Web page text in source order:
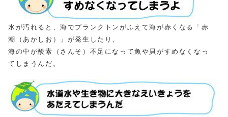
水が汚れると、海でプランクトンがふえて海が赤くなる「赤
潮（あかしお）」が発生したり、
海の中が酸素（さんそ）不足になって魚や貝がすめなくなっ
てしまうんだ。